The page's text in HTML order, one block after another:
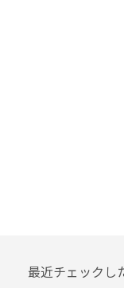
最近チェックし